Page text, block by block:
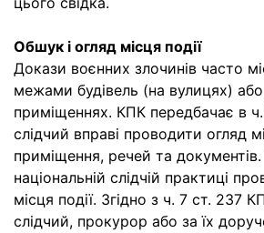
Обшук і огляд місця події
Докази воєнних злочинів часто
межами будівель (на вулицях)
приміщеннях. КПК передбачає в
слідчий вправі проводити огляд
приміщення, речей та
національній слідчій практиці
місця події. Згідно з ч. 7 ст. 237
слідчий, прокурор або за їх